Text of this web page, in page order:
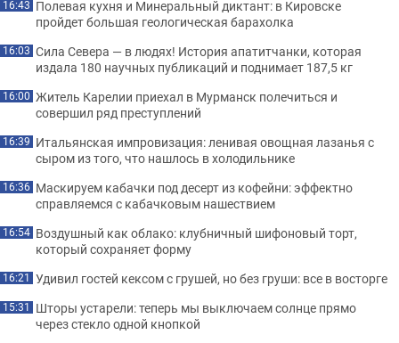
16:43 Полевая кухня и Минеральный диктант: в Кировске
пройдет большая геологическая барахолка
16:03 Сила Севера — в людях! История апатитчанки, которая
издала 180 научных публикаций и поднимает 187,5 кг
16:00 Житель Карелии приехал в Мурманск полечиться и
совершил ряд преступлений
16:39 Итальянская импровизация: ленивая овощная лазанья с
сыром из того, что нашлось в холодильнике
16:36 Маскируем кабачки под десерт из кофейни: эффектно
справляемся с кабачковым нашествием
16:54 Воздушный как облако: клубничный шифоновый торт,
который сохраняет форму
16:21 Удивил гостей кексом с грушей, но без груши: все в восторге
15:31 Шторы устарели: теперь мы выключаем солнце прямо
через стекло одной кнопкой